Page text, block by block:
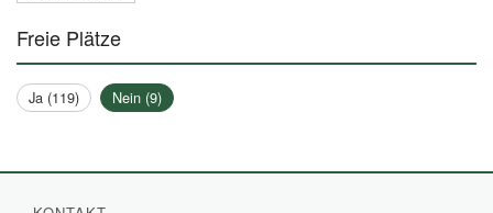
Freie Plätze
Ja (119) Nein (9)